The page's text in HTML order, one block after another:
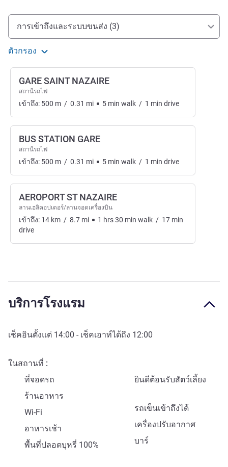
การเข้าถึงและการเดินทาง
การเข้าถึงและระบบขนส่ง (3)
ตัวกรอง
GARE SAINT NAZAIRE
สถานีรถไฟ
เข้าถึง: 500 m / 0.31 mi 5 min walk / 1 min drive
BUS STATION GARE
สถานีรถไฟ
เข้าถึง: 500 m / 0.31 mi 5 min walk / 1 min drive
AEROPORT ST NAZAIRE
ลานเฮลิคอปเตอร์/ลานจอดเครื่องบิน
เข้าถึง: 14 km / 8.7 mi 1 hrs30 min walk / 17 min
drive
บริการโรงแรม
เช็คอินตั้งแต่ 14:00 - เช็คเอาท์ได้ถึง 12:00
ในสถานที่
ที่จอดรถ
ยินดีต้อนรับสัตว์เลี้ยง
ร้านอาหาร
รถเข็นเข้าถึงได้
Wi-Fi
เครื่องปรับอากาศ
อาหารเช้า
บาร์
พื้นที่ปลอดบุหรี่ 100%